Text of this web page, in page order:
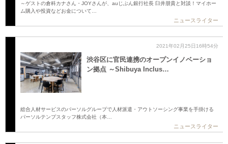
～ゲストの倉科カナさん・JOYさんが、auじぶん銀行社長 臼井朋貴と対談！マイホー
ム購入や投資などお金について…
ニュースライター
2021年02月25日16時54分
渋谷区に官民連携のオープンイノベーショ
ン拠点 ～Shibuya Inclus…
総合人材サービスのパーソルグループで人材派遣・アウトソーシング事業を手掛ける
パーソルテンプスタッフ株式会社（本…
ニュースライター